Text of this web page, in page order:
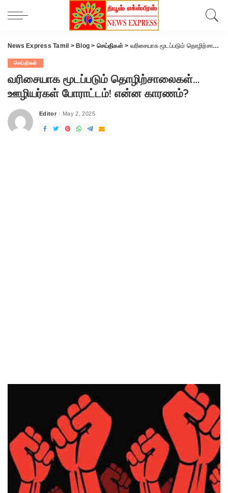
News Express Tamil > Blog > செய்திகள்> வரிசையாக மூடப்படும் தொழிற்சாலைகள்… ஊழியர்கள் போராட்டம்! என்ன காரணம்?
செய்திகள்
வரிசையாக மூடப்படும் தொழிற்சாலைகள்…
ஊழியர்கள் போராட்டம்! என்ன காரணம்?
Posted
Editor May 2, 2025